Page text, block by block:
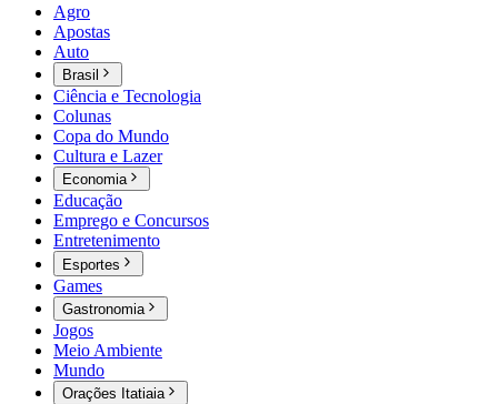
Agro
Apostas
Auto
Brasil
Ciência e Tecnologia
Colunas
Copa do Mundo
Cultura e Lazer
Economia
Educação
Emprego e Concursos
Entretenimento
Esportes
Games
Gastronomia
Jogos
Meio Ambiente
Mundo
Orações Itatiaia